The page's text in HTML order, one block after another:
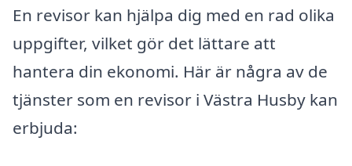
En revisor kan hjälpa dig med en rad olika
uppgifter, vilket gör det lättare att
hantera din ekonomi. Här är några av de
tjänster som en revisor i Västra Husby kan
erbjuda: